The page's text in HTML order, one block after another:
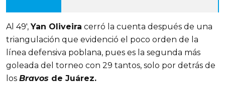
Al 49', Yan Oliveira cerró la cuenta después de una
triangulación que evidenció el poco orden de la
línea defensiva poblana, pues es la segunda más
goleada del torneo con 29 tantos, solo por detrás de
los Bravos de Juárez.